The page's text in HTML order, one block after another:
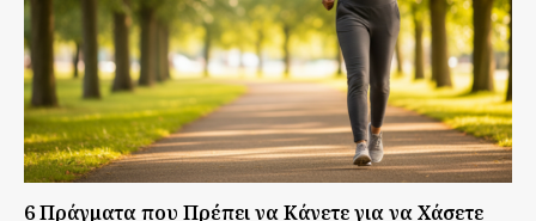
6 Πράγματα που Πρέπει να Κάνετε για να Χάσετε